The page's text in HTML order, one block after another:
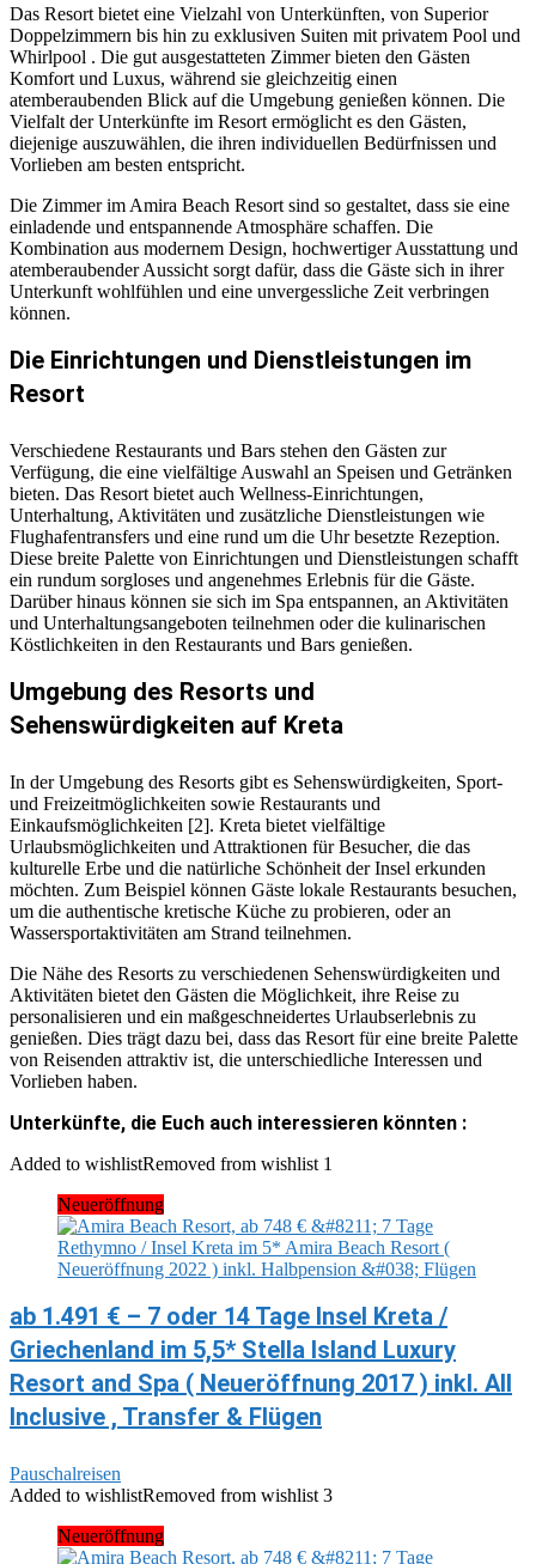
Das Resort bietet eine Vielzahl von Unterkünften, von Superior
Doppelzimmern bis hin zu exklusiven Suiten mit privatem Pool und
Whirlpool . Die gut ausgestatteten Zimmer bieten den Gästen
Komfort und Luxus, während sie gleichzeitig einen
atemberaubenden Blick auf die Umgebung genießen können. Die
Vielfalt der Unterkünfte im Resort ermöglicht es den Gästen,
diejenige auszuwählen, die ihren individuellen Bedürfnissen und
Vorlieben am besten entspricht.
Die Zimmer im Amira Beach Resort sind so gestaltet, dass sie eine
einladende und entspannende Atmosphäre schaffen. Die
Kombination aus modernem Design, hochwertiger Ausstattung und
atemberaubender Aussicht sorgt dafür, dass die Gäste sich in ihrer
Unterkunft wohlfühlen und eine unvergessliche Zeit verbringen
können.
Die Einrichtungen und Dienstleistungen im
Resort
Verschiedene Restaurants und Bars stehen den Gästen zur
Verfügung, die eine vielfältige Auswahl an Speisen und Getränken
bieten. Das Resort bietet auch Wellness-Einrichtungen,
Unterhaltung, Aktivitäten und zusätzliche Dienstleistungen wie
Flughafentransfers und eine rund um die Uhr besetzte Rezeption.
Diese breite Palette von Einrichtungen und Dienstleistungen schafft
ein rundum sorgloses und angenehmes Erlebnis für die Gäste.
Darüber hinaus können sie sich im Spa entspannen, an Aktivitäten
und Unterhaltungsangeboten teilnehmen oder die kulinarischen
Köstlichkeiten in den Restaurants und Bars genießen.
Umgebung des Resorts und
Sehenswürdigkeiten auf Kreta
In der Umgebung des Resorts gibt es Sehenswürdigkeiten, Sport-
und Freizeitmöglichkeiten sowie Restaurants und
Einkaufsmöglichkeiten [2]. Kreta bietet vielfältige
Urlaubsmöglichkeiten und Attraktionen für Besucher, die das
kulturelle Erbe und die natürliche Schönheit der Insel erkunden
möchten. Zum Beispiel können Gäste lokale Restaurants besuchen,
um die authentische kretische Küche zu probieren, oder an
Wassersportaktivitäten am Strand teilnehmen.
Die Nähe des Resorts zu verschiedenen Sehenswürdigkeiten und
Aktivitäten bietet den Gästen die Möglichkeit, ihre Reise zu
personalisieren und ein maßgeschneidertes Urlaubserlebnis zu
genießen. Dies trägt dazu bei, dass das Resort für eine breite Palette
von Reisenden attraktiv ist, die unterschiedliche Interessen und
Vorlieben haben.
Unterkünfte, die Euch auch interessieren könnten :
Added to wishlistRemoved from wishlist 1
Neueröffnung
ab 1.491 € – 7 oder 14 Tage Insel Kreta /
Griechenland im 5,5* Stella Island Luxury
Resort and Spa ( Neueröffnung 2017 ) inkl. All
Inclusive , Transfer & Flügen
Pauschalreisen
Added to wishlistRemoved from wishlist 3
Neueröffnung